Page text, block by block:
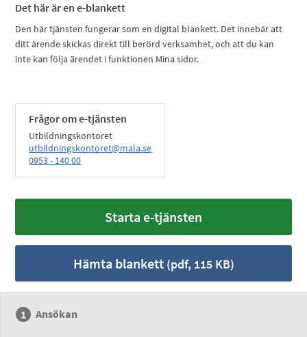
Det här är en e-blankett
Den här tjänsten fungerar som en digital blankett. Det innebär att
ditt ärende skickas direkt till berörd verksamhet, och att du kan
inte kan följa ärendet i funktionen Mina sidor.
Frågor om e-tjänsten
Utbildningskontoret
utbildningskontoret@mala.se
0953 - 140 00
Starta e-tjänsten
Hämta blankett(pdf, 115 KB)
Ansökan